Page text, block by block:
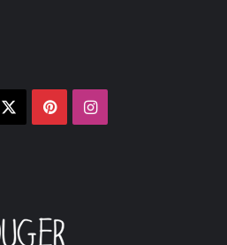
PinterestInstagram